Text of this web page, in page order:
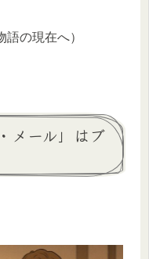
語の現在へ）
メール」はブ